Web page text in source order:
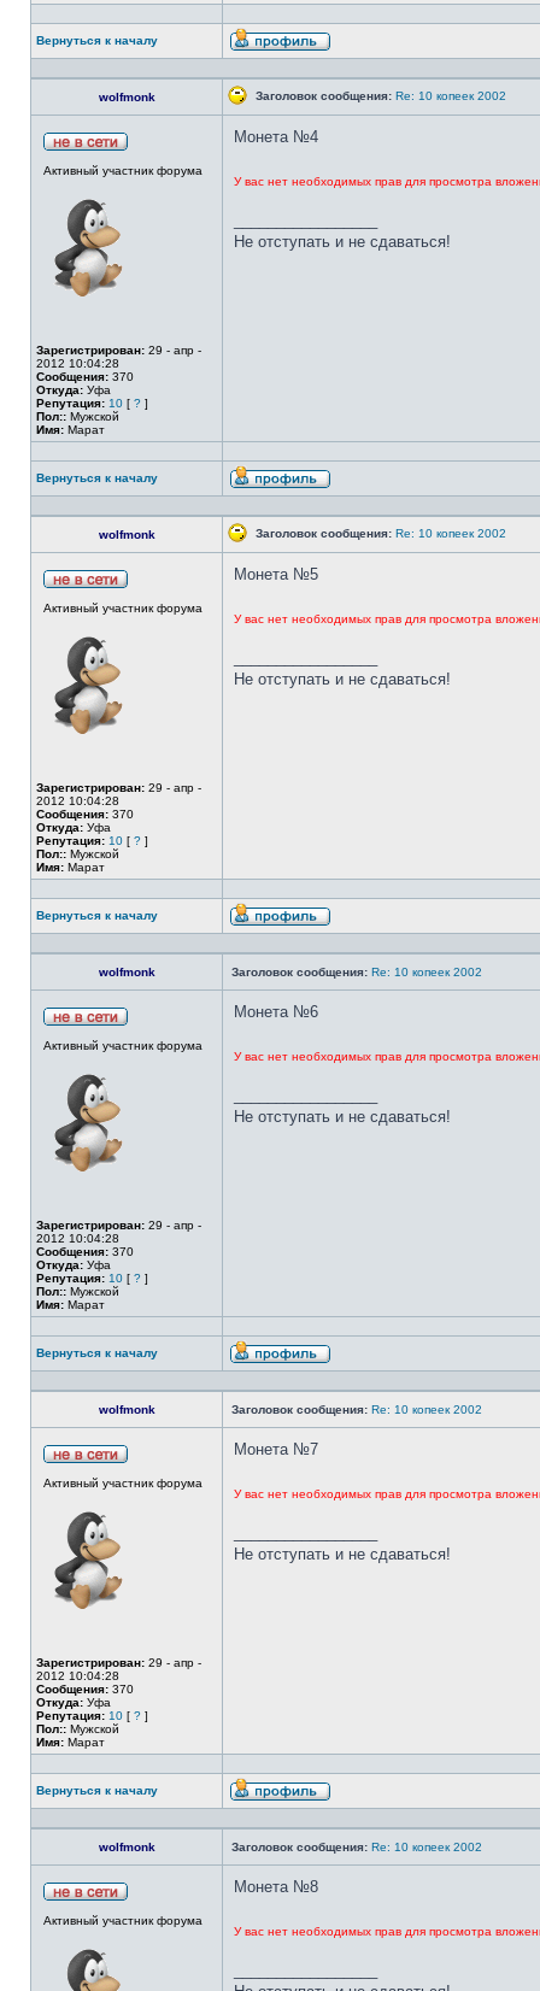
Вернуться к началу
wolfmonk Заголовок сообщения: Re: 10 копеек 2002
Активный участник форума
Зарегистрирован: 29 - апр -
2012 10:04:28
Сообщения: 370
Откуда: Уфа
Репутация: 10 [ ? ]
Пол:: Мужской
Имя: Марат
Монета №4
У вас нет необходимых прав для просмотра
Не отступать и не сдаваться!
Вернуться к началу
wolfmonk Заголовок сообщения: Re: 10 копеек 2002
Активный участник форума
Зарегистрирован: 29 - апр -
2012 10:04:28
Сообщения: 370
Откуда: Уфа
Репутация: 10 [ ? ]
Пол:: Мужской
Имя: Марат
Монета №5
У вас нет необходимых прав для просмотра
Не отступать и не сдаваться!
Вернуться к началу
wolfmonk Заголовок сообщения: Re: 10 копеек 2002
Активный участник форума
Зарегистрирован: 29 - апр -
2012 10:04:28
Сообщения: 370
Откуда: Уфа
Репутация: 10 [ ? ]
Пол:: Мужской
Имя: Марат
Монета №6
У вас нет необходимых прав для просмотра
Не отступать и не сдаваться!
Вернуться к началу
wolfmonk Заголовок сообщения: Re: 10 копеек 2002
Активный участник форума
Зарегистрирован: 29 - апр -
2012 10:04:28
Сообщения: 370
Откуда: Уфа
Репутация: 10 [ ? ]
Пол:: Мужской
Имя: Марат
Монета №7
У вас нет необходимых прав для просмотра
Не отступать и не сдаваться!
Вернуться к началу
wolfmonk Заголовок сообщения: Re: 10 копеек 2002
Активный участник форума
Монета №8
У вас нет необходимых прав для просмотра